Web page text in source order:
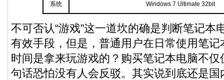
系统 Windows 7 Ultimate 32bit
不可否认“游戏”这一道坎的确是判断笔记本
有效手段，但是，普通用户在日常使用笔
时间是拿来玩游戏的？购买笔记本电脑不
句话恐怕没有人会反驳。其实说到底还是